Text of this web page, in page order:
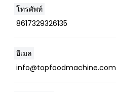
โทรศัพท์
8617329326135
อีเมล
info@topfoodmachine.com